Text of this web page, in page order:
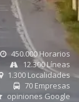
450.000 Horarios
12.300 Líneas
1.300 Localidades
70 Empresas
opiniones Google